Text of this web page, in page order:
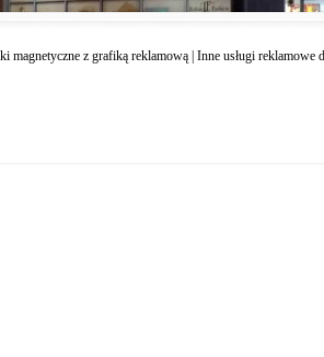
z grafiką reklamową | Inne usługi